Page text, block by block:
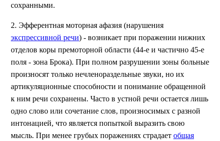
сохранными.
2. Эфферентная моторная афазия (нарушения
экспрессивной речи) - возникает при поражении нижних
отделов коры премоторной области (44-е и частично 45-е
поля - зона Брока). При полном разрушении зоны больные
произносят только нечленораздельные звуки, но их
артикуляционные способности и понимание обращенной
к ним речи сохранены. Часто в устной речи остается лишь
одно слово или сочетание слов, произносимых с разной
интонацией, что является попыткой выразить свою
мысль. При менее грубых поражениях страдает общая